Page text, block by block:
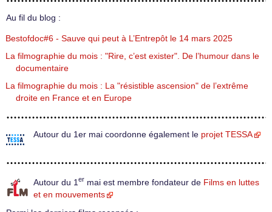
Au fil du blog :
Bestofdoc#6 - Sauve qui peut à L’Entrepôt le 14 mars 2025
La filmographie du mois : "Rire, c’est exister". De l’humour dans le
documentaire
La filmographie du mois : La "résistible ascension" de l’extrême
droite en France et en Europe
Autour du 1er mai coordonne également le projet TESSA
Autour du 1 er mai est membre fondateur de Films en luttes
et en mouvements